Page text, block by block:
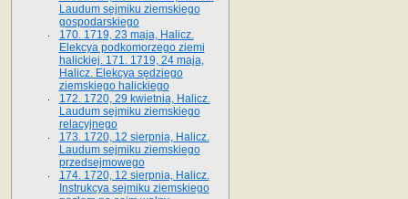
Laudum sejmiku ziemskiego
gospodarskiego
170. 1719, 23 maja, Halicz.
Elekcya podkomorzego ziemi
halickiej. 171. 1719, 24 maja,
Halicz. Elekcya sędziego
ziemskiego halickiego
172. 1720, 29 kwietnia, Halicz.
Laudum sejmiku ziemskiego
relacyjnego
173. 1720, 12 sierpnia, Halicz.
Laudum sejmiku ziemskiego
przedsejmowego
174. 1720, 12 sierpnia, Halicz.
Instrukcya sejmiku ziemskiego